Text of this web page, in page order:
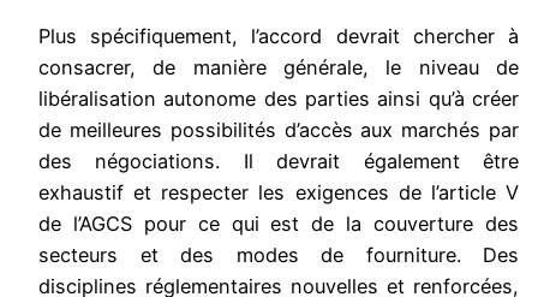
Plus spécifiquement, l’accord devrait chercher à
consacrer, de manière générale, le niveau de
libéralisation autonome des parties ainsi qu’à créer
de meilleures possibilités d’accès aux marchés par
des négociations. Il devrait également être
exhaustif et respecter les exigences de l’article V
de l’AGCS pour ce qui est de la couverture des
secteurs et des modes de fourniture. Des
disciplines réglementaires nouvelles et renforcées,